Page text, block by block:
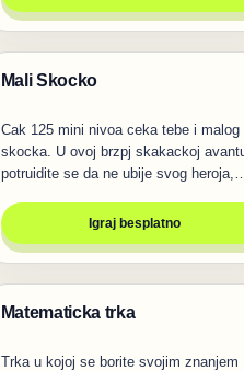
Igre
Mali Skocko
Cak 125 mini nivoa ceka tebe i malog
skocka. U ovoj brzpj skakackoj
potruidite se da ne ubije svog heroja,…
Igraj besplatno
Igre
Matematicka trka
Trka u kojoj se borite svojim znanjem